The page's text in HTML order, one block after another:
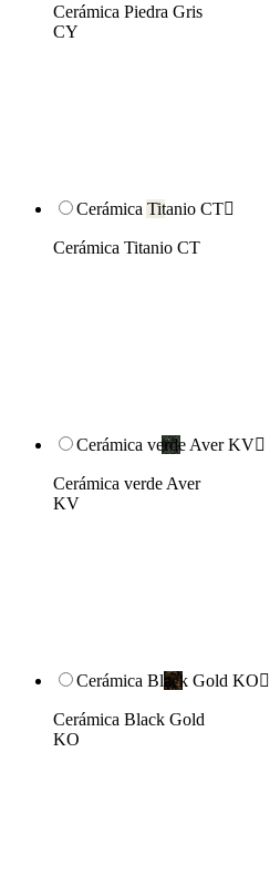
Cerámica Piedra Gris
CY
Cerámica Titanio CT
Cerámica Titanio CT
Cerámica verde Aver KV
Cerámica verde Aver
KV
Cerámica Black Gold KO
Cerámica Black Gold
KO